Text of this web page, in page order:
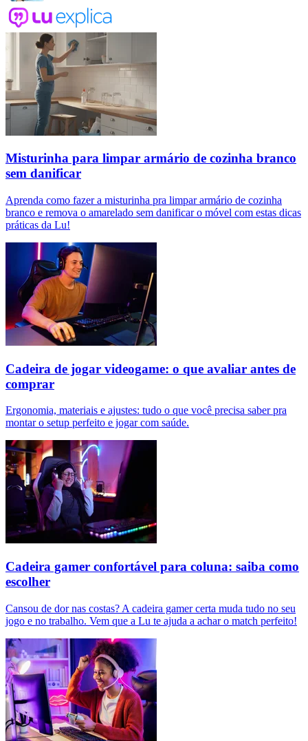
Misturinha para limpar armário de cozinha branco
sem danificar
Aprenda como fazer a misturinha pra limpar armário de cozinha
branco e remova o amarelado sem danificar o móvel com estas dicas
práticas da Lu!
Cadeira de jogar videogame: o que avaliar antes de
comprar
Ergonomia, materiais e ajustes: tudo o que você precisa saber pra
montar o setup perfeito e jogar com saúde.
Cadeira gamer confortável para coluna: saiba como
escolher
Cansou de dor nas costas? A cadeira gamer certa muda tudo no seu
jogo e no trabalho. Vem que a Lu te ajuda a achar o match perfeito!